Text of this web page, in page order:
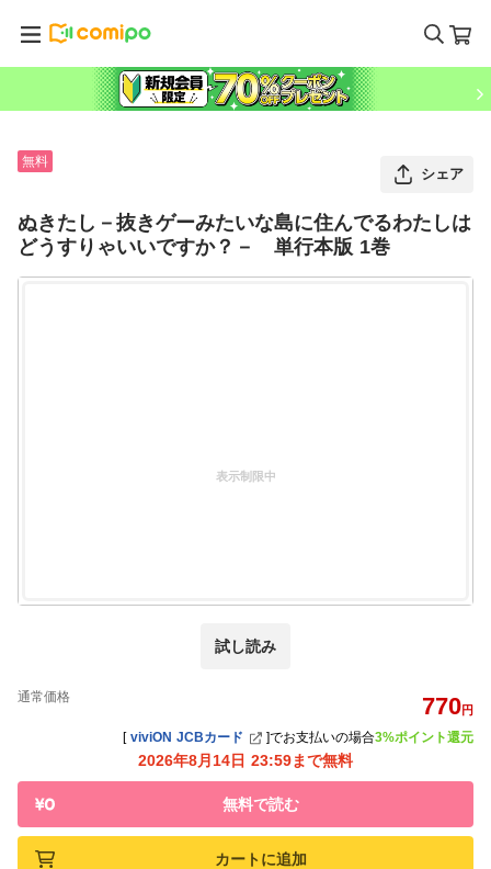
無料
シェア
ぬきたし－抜きゲーみたいな島に住んでるわたしは
どうすりゃいいですか？－ 単行本版 1巻
表示制限中
試し読み
通常価格 770円
[ viviON JCBカード ]でお支払いの場合3%ポイント還元
2026年8月14日 23:59まで無料
無料で読む
カートに追加